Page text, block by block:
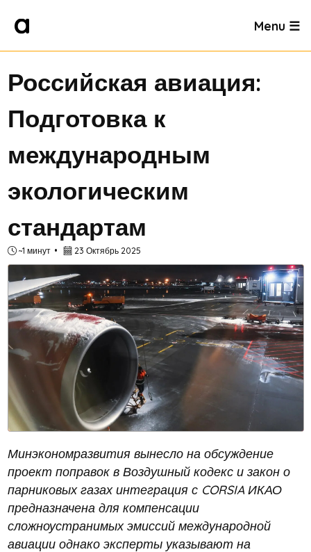
Menu ☰
Российская авиация:
Подготовка к
международным
экологическим
стандартам
~1 минут 23 Октябрь 2025
Минэкономразвития вынесло на обсуждение
проект поправок в Воздушный кодекс и закон о
парниковых газах интеграция с CORSIA ИКАО
предназначена для компенсации
сложноустранимых эмиссий международной
авиации однако эксперты указывают на